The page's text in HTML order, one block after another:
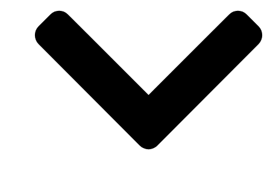
Buchbesprechungen von Harald Schwiers
Haralds Streifzüge
Hörtipps von Harald Schwiers
Kunstausflüge mit Sigrid Balke
Marc Peschke – Out of The Länd
Buchtipps von Uli Rothfuss